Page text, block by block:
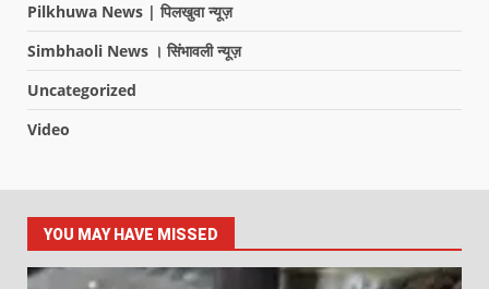
Pilkhuwa News | पिलखुवा न्यूज़
Simbhaoli News । सिंभावली न्यूज़
Uncategorized
Video
YOU MAY HAVE MISSED